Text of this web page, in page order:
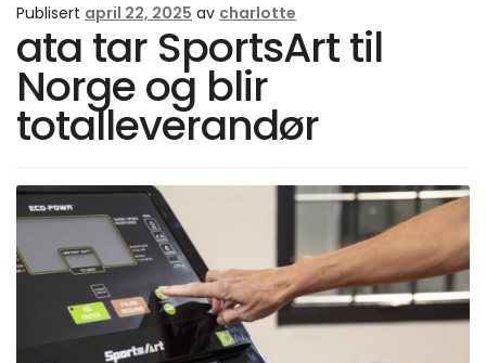
Publisert april 22, 2025 av charlotte
ata tar SportsArt til
Norge og blir
totalleverandør